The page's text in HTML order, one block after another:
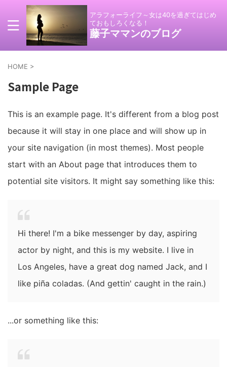
アラフォーライフ～女は40を過ぎてはじめ
ておもしろくなる！
藤子ママンのブログ
HOME >
Sample Page
This is an example page. It's different from a blog post
because it will stay in one place and will show up in
your site navigation (in most themes). Most people
start with an About page that introduces them to
potential site visitors. It might say something like this:
Hi there! I'm a bike messenger by day, aspiring
actor by night, and this is my website. I live in
Los Angeles, have a great dog named Jack, and I
like piña coladas. (And gettin' caught in the rain.)
...or something like this: